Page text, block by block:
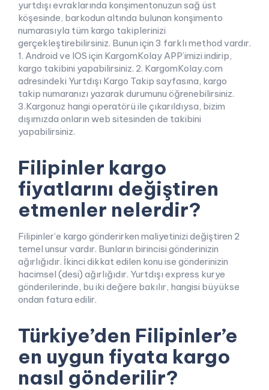
yurtdışı evraklarında konşimentonuzun sağ üst
köşesinde, barkodun altında bulunan konşimento
numarasıyla tüm kargo takiplerinizi
gerçekleştirebilirsiniz. Bunun için 3 farklı method vardır.
1. Android ve IOS için KargomKolay APP’imizi indirip,
kargo takibini yapabilirsiniz. 2. KargomKolay.com
adresindeki Yurtdışı Kargo Takip sayfasına, kargo
takip numaranızı yazarak durumunu öğrenebilirsiniz.
3.Kargonuz hangi operatörü ile çıkarıldıysa, bizim
dışımızda onların web sitesinden de takibini
yapabilirsiniz.
Filipinler kargo
fiyatlarını değiştiren
etmenler nelerdir?
Filipinler’e kargo gönderirken maliyetinizi değiştiren 2
temel unsur vardır. Bunların birincisi gönderinizin
ağırlığıdır. İkinci dikkat edilen konu ise gönderinizin
hacimsel (desi) ağırlığıdır. Yurtdışı express kurye
gönderilerinde, bu iki değere bakılır, hangisi büyükse
ondan fatura edilir.
Türkiye’den Filipinler’e
en uygun fiyata kargo
nasıl gönderilir?